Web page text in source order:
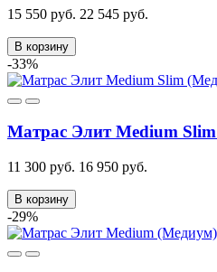
15 550 руб. 22 545 руб.
В корзину
-33%
Матрас Элит Medium
11 300 руб. 16 950 руб.
В корзину
-29%